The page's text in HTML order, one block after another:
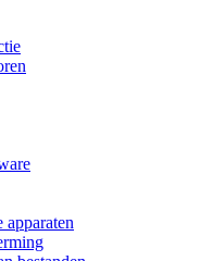
apparaten